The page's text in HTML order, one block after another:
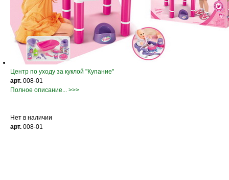
Центр по уходу за куклой "Купание"
арт. 008-01
Полное описание... >>>
Нет в наличии
арт. 008-01